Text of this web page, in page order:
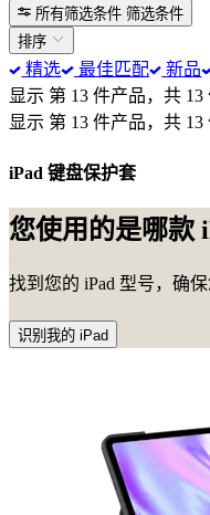
所有筛选条件 筛选条件
排序
精选 最佳匹配 新品
显示 第 13 件产品，共 13
显示 第 13 件产品，共 13
iPad 键盘保护套
您使用的是哪款
找到您的 iPad 型号，确
识别我的 iPad